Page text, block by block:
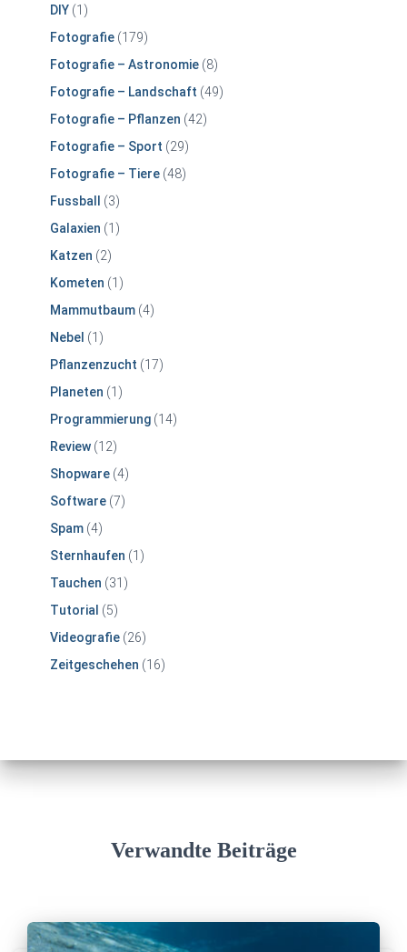
DIY (1)
Fotografie (179)
Fotografie – Astronomie (8)
Fotografie – Landschaft (49)
Fotografie – Pflanzen (42)
Fotografie – Sport (29)
Fotografie – Tiere (48)
Fussball
(3)
Galaxien (1)
Katzen (2)
Kometen (1)
Mammutbaum (4)
Nebel (1)
Pflanzenzucht (17)
Planeten (1)
Programmierung (14)
Review (12)
Shopware (4)
Software (7)
Spam (4)
Sternhaufen (1)
Tauchen (31)
Tutorial (5)
Videografie (26)
Zeitgeschehen (16)
Verwandte Beiträge